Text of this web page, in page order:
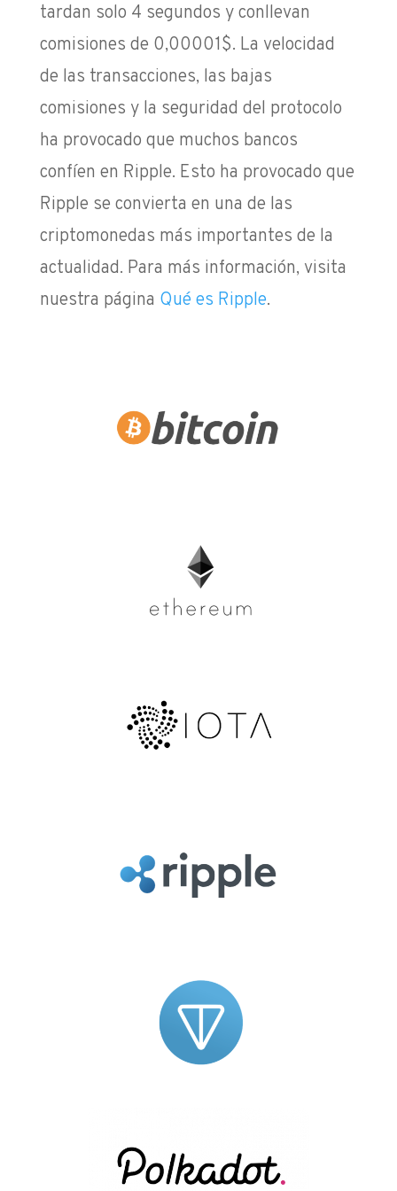
tardan solo 4 segundos y conllevan
comisiones de 0,00001$. La velocidad
de las transacciones, las bajas
comisiones y la seguridad del protocolo
ha provocado que muchos bancos
confíen en Ripple. Esto ha provocado que
Ripple se convierta en una de las
criptomonedas más importantes de la
actualidad. Para más información, visita
nuestra página Qué es Ripple.